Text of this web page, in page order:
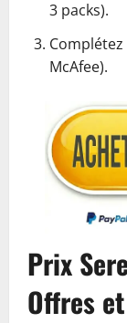
3 packs).
McAfee).
Prix
Offres